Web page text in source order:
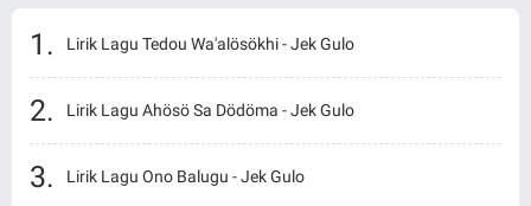
Lirik Lagu Tedou Wa'alösökhi - Jek Gulo
Lirik Lagu Ahösö Sa Dödöma - Jek Gulo
Lirik Lagu Ono Balugu - Jek Gulo